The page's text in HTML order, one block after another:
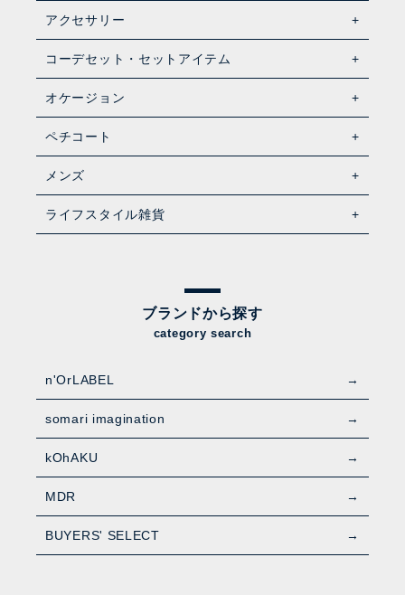
アクセサリー
コーデセット・セットアイテム
オケージョン
ペチコート
メンズ
ライフスタイル雑貨
ブランドから探す
category search
n'OrLABEL
somari imagination
kOhAKU
MDR
BUYERS' SELECT